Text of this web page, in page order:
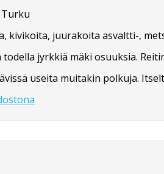
Turku
kivikoita, juurakoita asvaltti-,
jyrkkiä mäki osuuksia.
useita muitakin polkuja.